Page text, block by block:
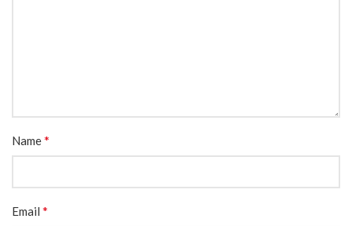
Name*
Email *